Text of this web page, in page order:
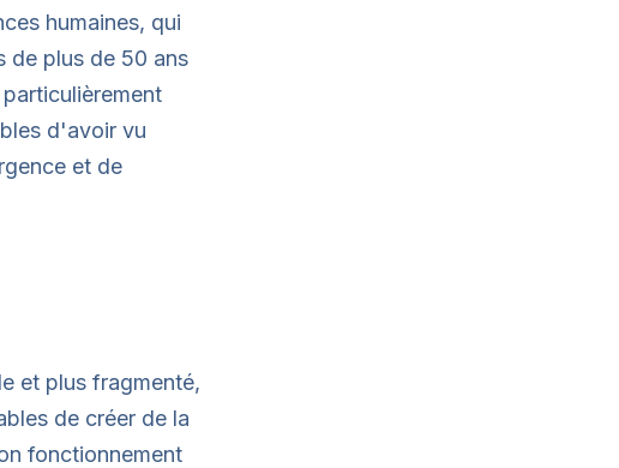
humaines, qui
de plus de 50 ans
d'avoir vu
et de
et plus fragmenté,
de créer de la
fonctionnement